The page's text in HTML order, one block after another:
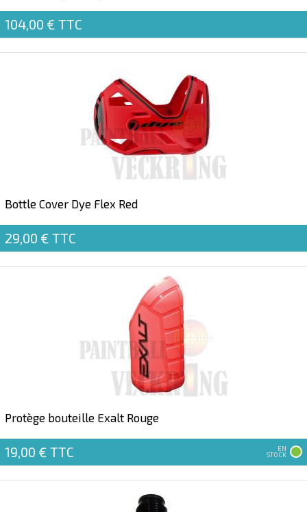
104,00 € TTC
Bottle Cover Dye Flex Red
29,00 € TTC
Protège bouteille Exalt Rouge
19,00 € TTC EN
STOCK